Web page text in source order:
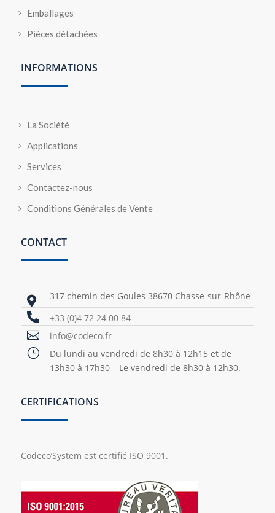
Emballages
Pièces détachées
INFORMATIONS
La Société
Applications
Services
Contactez-nous
Conditions Générales de Vente
CONTACT
 317 chemin des Goules 38670 Chasse-sur-Rhône
 +33 (0)4 72 24 00 84
 info@codeco.fr
}
Du lundi au vendredi de 8h30 à 12h15 et de
13h30 à 17h30 – Le vendredi de 8h30 à 12h30.
CERTIFICATIONS
Codeco’System est certifié ISO 9001.